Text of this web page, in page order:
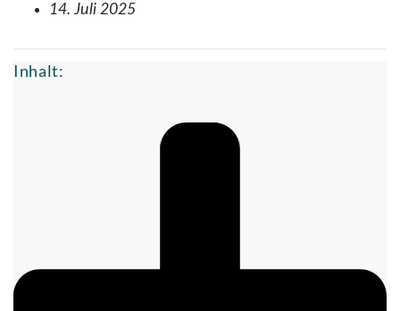
14. Juli 2025
Inhalt: